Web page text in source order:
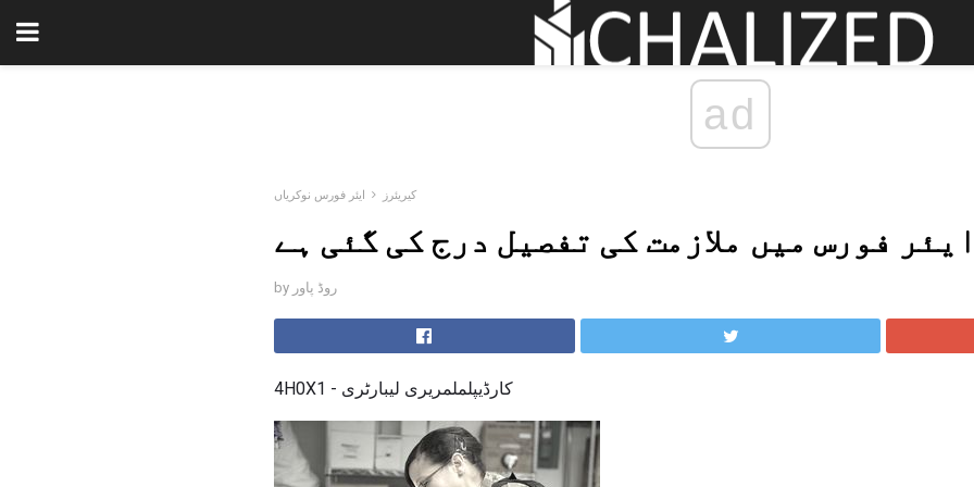
ad
کیریئرز ایئر فورس نوکریاں
فورس میں ملازمت کی تفصیل درج کی گئی ہے
by روڈ پاور
4H0X1 - کارڈیپلملمریری لیبارٹری